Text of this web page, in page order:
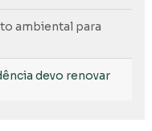
ambiental para
devo renovar